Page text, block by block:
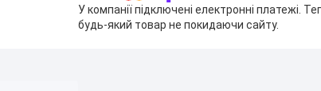
У компанії підключені електронні платежі.
будь-який товар не покидаючи сайту.